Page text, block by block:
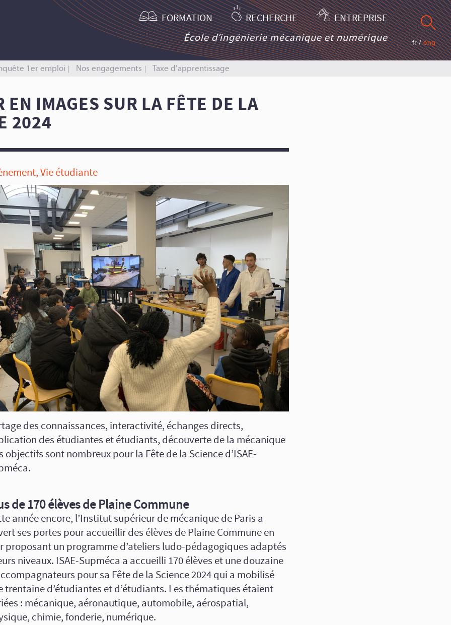
FORMATION RECHERCHE ENTREPRISE
École d’ingénierie mécanique et numérique fr/eng
1er emploi Nos engagements Taxe d’apprentissage
EN IMAGES SUR LA FÊTE DE LA
2024
,Vie étudiante
des connaissances, interactivité, échanges directs,
des étudiantes et étudiants, découverte de la mécanique
objectifs sont nombreux pour la Fête de la Science d’ISAE-
de 170 élèves de Plaine Commune
année encore, l’Institut supérieur de mécanique de Paris a
ses portes pour accueillir des élèves de Plaine Commune en
proposant un programme d’ateliers ludo-pédagogiques adaptés
niveaux. ISAE-Supméca a accueilli 170 élèves et une douzaine
pour sa Fête de la Science 2024 qui a mobilisé
trentaine d’étudiantes et d’étudiants. Les thématiques étaient
: mécanique, aéronautique, automobile, aérospatial,
chimie, fonderie, numérique.